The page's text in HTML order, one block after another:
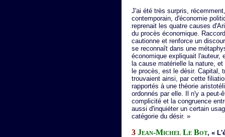
J'ai été très surpris,
contemporain, d'économie
reprenait les quatre causes
du procès économique.
cautionne et renforce un
se reconnaît dans une
économique expliquait
la cause matérielle la nature,
le procès, est le désir. Capital,
trouvaient ainsi, par cette
rapportés à une théorie
ordonnés par elle. Il n'y a peut-
complicité et la congruence
aussi d'inquiéter un certain
catégorie du désir. »
3 Jean-Michel Le Bot, «